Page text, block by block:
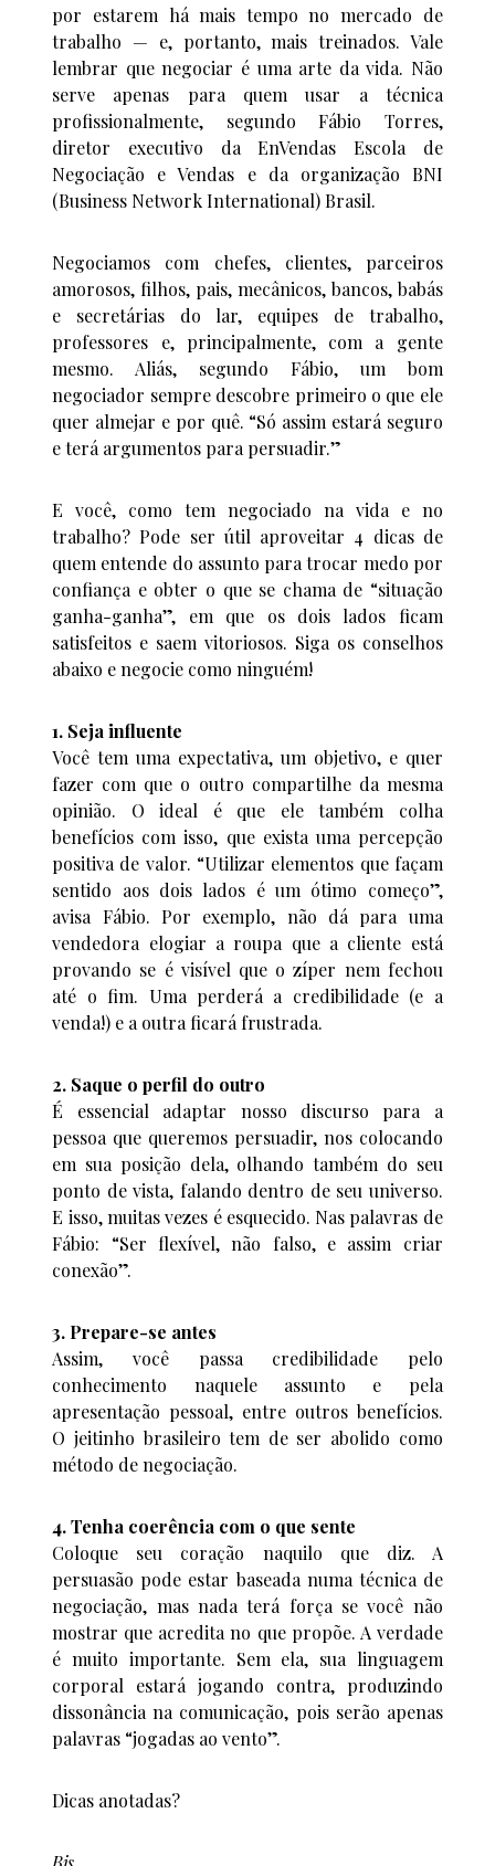
por estarem há mais tempo no mercado de
trabalho — e, portanto, mais treinados. Vale
lembrar que negociar é uma arte da vida. Não
serve apenas para quem usar a técnica
profissionalmente, segundo Fábio Torres,
diretor executivo da EnVendas Escola de
Negociação e Vendas e da organização BNI
(Business Network International) Brasil.
Negociamos com chefes, clientes, parceiros
amorosos, filhos, pais, mecânicos, bancos, babás
e secretárias do lar, equipes de trabalho,
professores e, principalmente, com a gente
mesmo. Aliás, segundo Fábio, um bom
negociador sempre descobre primeiro o que ele
quer almejar e por quê. “Só assim estará seguro
e terá argumentos para persuadir.”
E você, como tem negociado na vida e no
trabalho? Pode ser útil aproveitar 4 dicas de
quem entende do assunto para trocar medo por
confiança e obter o que se chama de “situação
ganha-ganha”, em que os dois lados ficam
satisfeitos e saem vitoriosos. Siga os conselhos
abaixo e negocie como ninguém!
1. Seja influente
Você tem uma expectativa, um objetivo, e quer
fazer com que o outro compartilhe da mesma
opinião. O ideal é que ele também colha
benefícios com isso, que exista uma percepção
positiva de valor. “Utilizar elementos que façam
sentido aos dois lados é um ótimo começo”,
avisa Fábio. Por exemplo, não dá para uma
vendedora elogiar a roupa que a cliente está
provando se é visível que o zíper nem fechou
até o fim. Uma perderá a credibilidade (e a
venda!) e a outra ficará frustrada.
2. Saque o perfil do outro
É essencial adaptar nosso discurso para a
pessoa que queremos persuadir, nos colocando
em sua posição dela, olhando também do seu
ponto de vista, falando dentro de seu universo.
E isso, muitas vezes é esquecido. Nas palavras de
Fábio: “Ser flexível, não falso, e assim criar
conexão”.
3. Prepare-se antes
Assim, você passa credibilidade pelo
conhecimento naquele assunto e pela
apresentação pessoal, entre outros benefícios.
O jeitinho brasileiro tem de ser abolido como
método de negociação.
4. Tenha coerência com o que sente
Coloque seu coração naquilo que diz. A
persuasão pode estar baseada numa técnica de
negociação, mas nada terá força se você não
mostrar que acredita no que propõe. A verdade
é muito importante. Sem ela, sua linguagem
corporal estará jogando contra, produzindo
dissonância na comunicação, pois serão apenas
palavras “jogadas ao vento”.
Dicas anotadas?